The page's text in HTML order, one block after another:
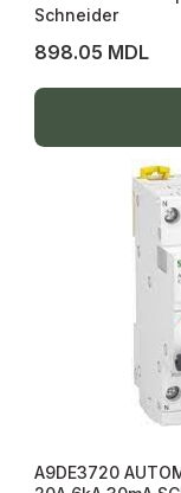
Schneider
898.05 MDL
A9DE3720